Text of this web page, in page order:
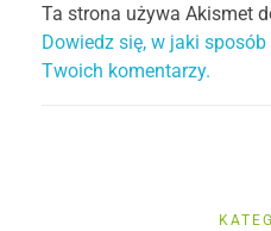
Ta strona używa Akismet
Dowiedz się, w jaki
Twoich komentarzy.